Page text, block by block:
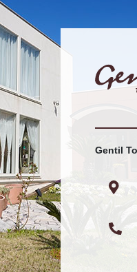
Gentil